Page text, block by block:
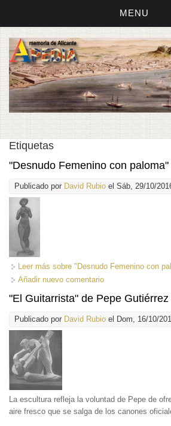
MENU
Etiquetas
"Desnudo Femenino con
Publicado por David Rubio el Sáb, 29/10/
Leer más sobre "Desnudo Femenino con
Añadir nuevo comentario
"El Guitarrista" de Pepe Gutiérrez
Publicado por David Rubio el Dom, 16/10/
La escultura refleja la voluntad de Pepe de
aire fresco que se salga de los canones